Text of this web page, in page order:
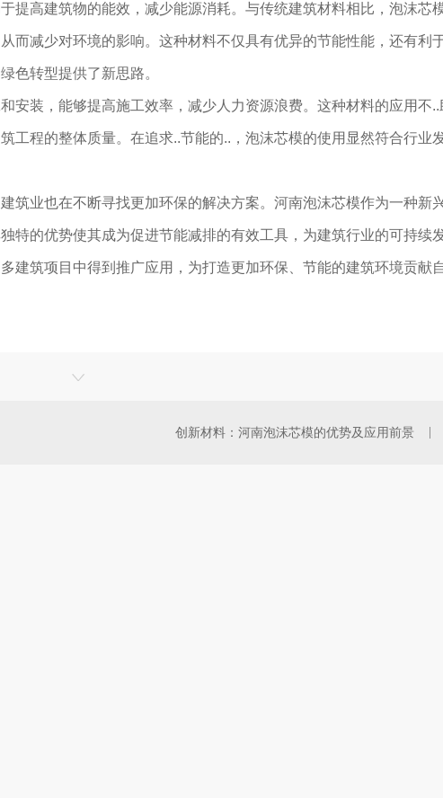
提高建筑物的能效，减少能源消耗。与传统建筑材料相比，泡沫芯
而减少对环境的影响。这种材料不仅具有优异的节能性能，还有利
色转型提供了新思路。
安装，能够提高施工效率，减少人力资源浪费。这种材料的应用不..
工程的整体质量。在追求..节能的..，泡沫芯模的使用显然符合行业
筑业也在不断寻找更加环保的解决方案。河南泡沫芯模作为一种新
特的优势使其成为促进节能减排的有效工具，为建筑行业的可持续
建筑项目中得到推广应用，为打造更加环保、节能的建筑环境贡献
创新材料：河南泡沫芯模的优势及应用前景